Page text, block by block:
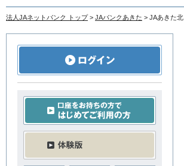
法人JAネットバンク トップ > JAバンクあきた > JAあきた北